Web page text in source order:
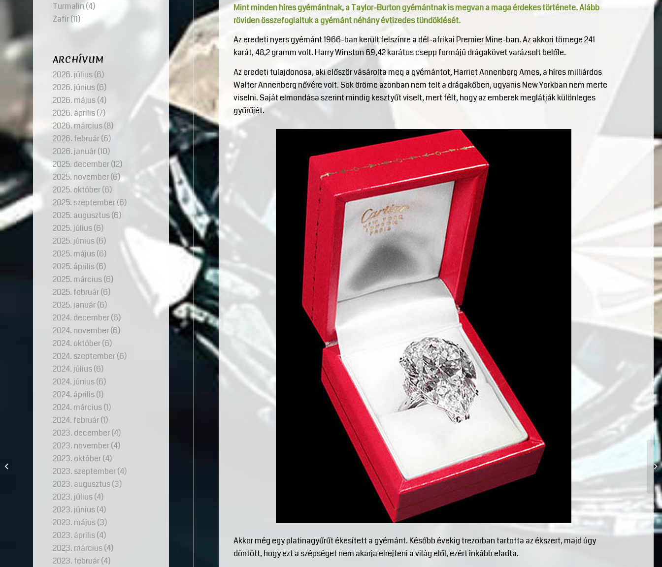
Mint minden híres gyémántnak, a Taylor-Burton gyémántnak is megvan a maga érdekes története. Alább
röviden összefoglaltuk a gyémánt néhány évtizedes tündöklését.
Az eredeti nyers gyémánt 1966-ban került felszínre a dél-afrikai Premier Mine-ban. Az akkori tömege 241
karát, 48,2 gramm volt. Harry Winston 69,42 karátos csepp formájú drágakövet varázsolt belőle.
Az eredeti tulajdonosa, aki először vásárolta meg a gyémántot, Harriet Annenberg Ames, a híres milliárdos
Walter Annenberg nővére volt. Sok öröme azonban nem telt a drágakőben, ugyanis New Yorkban nem merte
viselni. Saját elmondása szerint mindig kesztyűt viselt, mert félt, hogy az emberek meglátják különleges
gyűrűjét.
Akkor még egy platinagyűrűt ékesített a gyémánt. Később évekig trezorban tartotta az ékszert, majd úgy
döntött, hogy ezt a szépséget nem akarja elrejteni a világ elől, ezért inkább eladta.
Turmalin (4)
Zafír(11)
ARCHÍVUM
2026. július(6)
2026. június(6)
2026. május(4)
2026. április(7)
2026. március(8)
2026. február(6)
2026. január(10)
2025. december(12)
2025. november(6)
2025. október(6)
2025. szeptember(6)
2025. augusztus(6)
2025. július(6)
2025. június(6)
2025. május(6)
2025. április(6)
2025. március(6)
2025. február(6)
2025. január(6)
2024. december(6)
2024. november(6)
2024. október(6)
2024. szeptember(6)
2024. július(6)
2024. június(6)
2024. április(1)
2024. március(1)
2024. február(1)
2023. december(4)
2023. november(4)
2023. október(4)
2023. szeptember(4)
2023. augusztus(3)
2023. július(4)
2023. június(4)
2023. május(3)
2023. április(4)
2023. március(4)
2023. február(4)
Könyvek, filmek,
ékszerek 4. – A
Rózsaszín Párduc